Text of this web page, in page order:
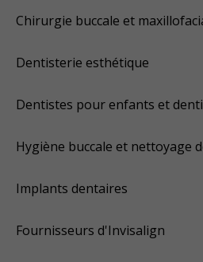
Chirurgie buccale et
Dentisterie esthétique
Dentistes pour enfants et
Hygiène buccale et nettoyage
Implants dentaires
Fournisseurs d'Invisalign